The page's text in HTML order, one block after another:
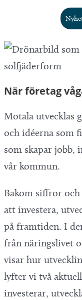
När företag
Motala utvecklas
och idéerna som
som skapar jobb,
vår kommun.
Bakom siffror
att investera,
på framtiden. I
från näringslivet
visar hur
lyfter vi två
investerar,